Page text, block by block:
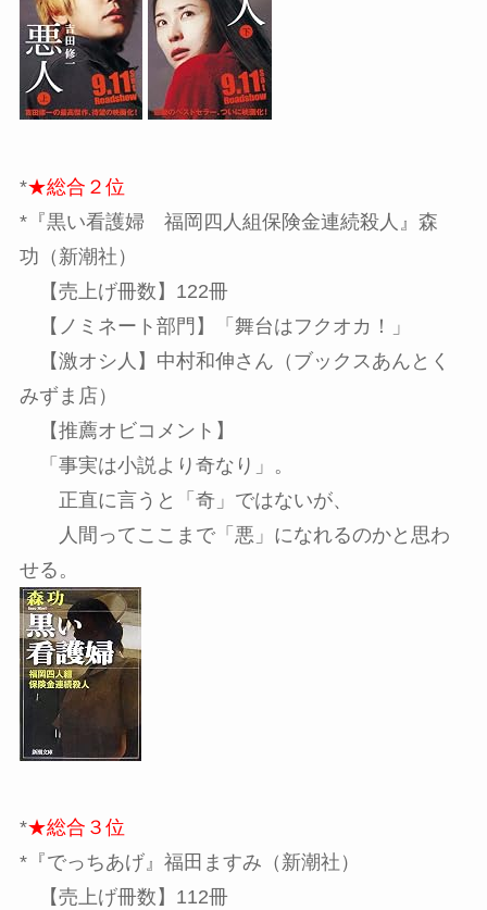
*★総合２位
*『黒い看護婦 福岡四人組保険金連続殺人』森
功（新潮社）
【売上げ冊数】122冊
【ノミネート部門】「舞台はフクオカ！」
【激オシ人】中村和伸さん（ブックスあんとく
みずま店）
【推薦オビコメント】
「事実は小説より奇なり」。
正直に言うと「奇」ではないが、
人間ってここまで「悪」になれるのかと思わ
せる。
*★総合３位
*『でっちあげ』福田ますみ（新潮社）
【売上げ冊数】112冊